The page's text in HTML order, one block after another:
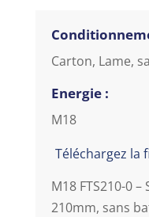
Carton, Lame,
Energie :
M18
Téléchargez la
M18 FTS210-0
210mm, sans